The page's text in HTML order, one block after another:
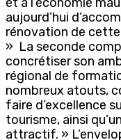
aujourd’hui
rénovation de cette
» La seconde
concrétiser son
régional de
nombreux atouts,
faire d’excellence
tourisme, ainsi
attractif. »